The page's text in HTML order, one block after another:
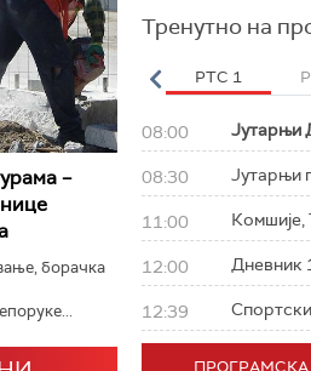
–
борачка
Тренутно на
Свет РТС HD РТС 1
08:00 Јутарњи
08:30 Јутарњи
11:00 Комшије,
12:00 Дневник
12:39